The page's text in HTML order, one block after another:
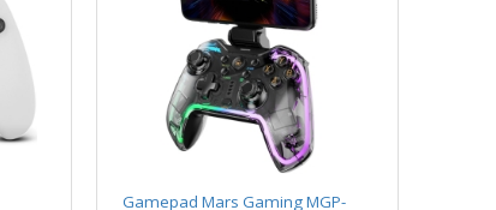
Gamepad Mars Gaming MGP-